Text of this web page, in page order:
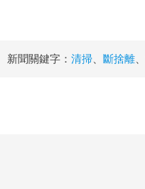
新聞關鍵字： 清掃 斷捨離